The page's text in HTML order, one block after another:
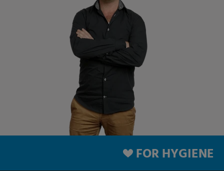
FOR HYGIENE